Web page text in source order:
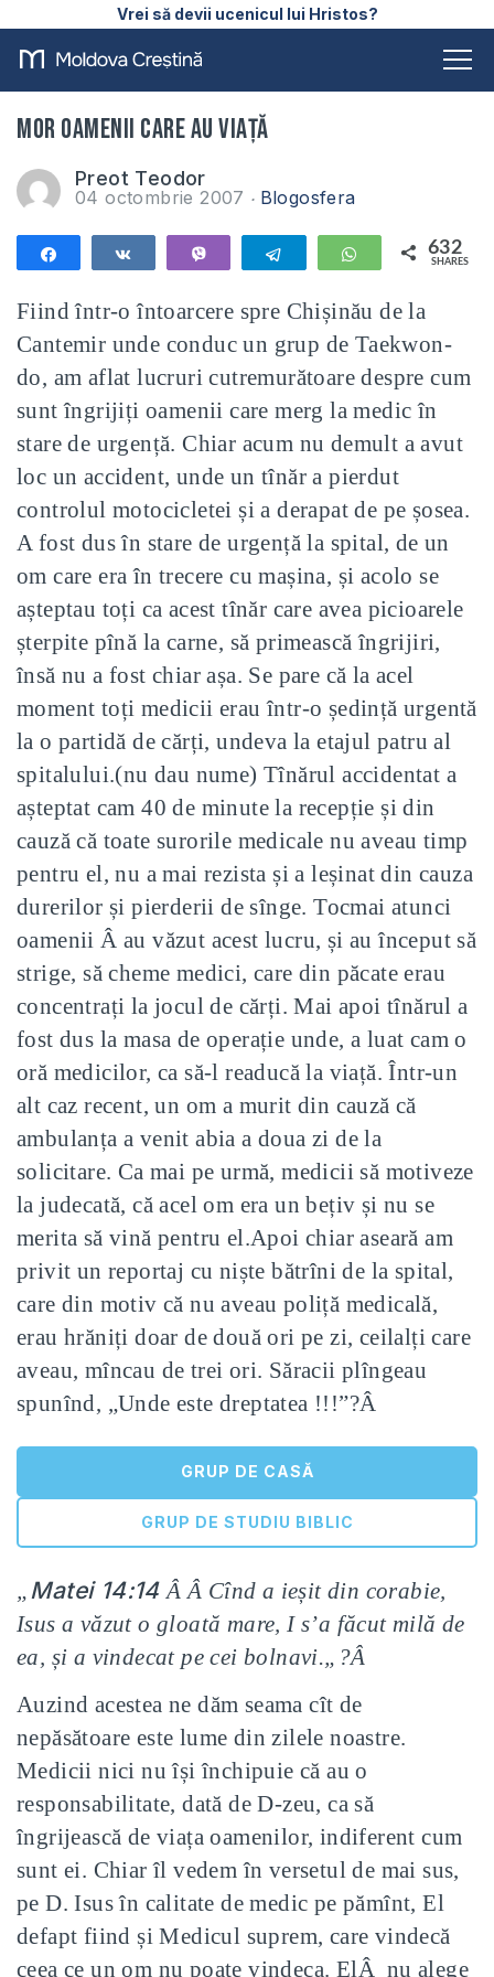
Vrei să devii ucenicul lui Hristos?
MOR OAMENII CARE AU VIAŢĂ
Preot Teodor
04 octombrie 2007 Blogosfera
Telegram WhatsApp
632
SHARES
Fiind într-o întoarcere spre Chișinău de la
Cantemir unde conduc un grup de Taekwon-
do, am aflat lucruri cutremurătoare despre cum
sunt îngrijiți oamenii care merg la medic în
stare de urgență. Chiar acum nu demult a avut
loc un accident, unde un tînăr a pierdut
controlul motocicletei și a derapat de pe șosea.
A fost dus în stare de urgență la spital, de un
om care era în trecere cu mașina, și acolo se
așteptau toți ca acest tînăr care avea picioarele
șterpite pînă la carne, să primească îngrijiri,
însă nu a fost chiar așa. Se pare că la acel
moment toți medicii erau într-o ședință urgentă
la o partidă de cărți, undeva la etajul patru al
spitalului.(nu dau nume) Tînărul accidentat a
așteptat cam 40 de minute la recepție și din
cauză că toate surorile medicale nu aveau timp
pentru el, nu a mai rezista și a leșinat din cauza
durerilor și pierderii de sînge. Tocmai atunci
oamenii Â au văzut acest lucru, și au început să
strige, să cheme medici, care din păcate erau
concentrați la jocul de cărți. Mai apoi tînărul a
fost dus la masa de operație unde, a luat cam o
oră medicilor, ca să-l readucă la viață. Într-un
alt caz recent, un om a murit din cauză că
ambulanța a venit abia a doua zi de la
solicitare. Ca mai pe urmă, medicii să motiveze
la judecată, că acel om era un bețiv și nu se
merita să vină pentru el.Apoi chiar aseară am
privit un reportaj cu niște bătrîni de la spital,
care din motiv că nu aveau poliță medicală,
erau hrăniți doar de două ori pe zi, ceilalți care
aveau, mîncau de trei ori. Săracii plîngeau
spunînd, „Unde este dreptatea !!!”?Â
GRUP DE CASĂ
GRUP DE STUDIU BIBLIC
„Matei 14:14Â Â Cînd a ieșit din corabie,
Isus a văzut o gloată mare, I s’a făcut milă de
ea, și a vindecat pe cei bolnavi.„?Â
Auzind acestea ne dăm seama cît de
nepăsătoare este lume din zilele noastre.
Medicii nici nu își închipuie că au o
responsabilitate, dată de D-zeu, ca să
îngrijească de viața oamenilor, indiferent cum
sunt ei. Chiar îl vedem în versetul de mai sus,
pe D. Isus în calitate de medic pe pămînt, El
defapt fiind și Medicul suprem, care vindecă
ceea ce un om nu poate vindeca. ElÂ nu alege